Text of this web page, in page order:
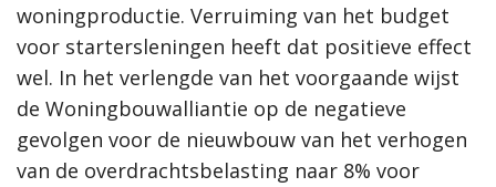
woningproductie. Verruiming van het budget
voor startersleningen heeft dat positieve effect
wel. In het verlengde van het voorgaande wijst
de Woningbouwalliantie op de negatieve
gevolgen voor de nieuwbouw van het verhogen
van de overdrachtsbelasting naar 8% voor